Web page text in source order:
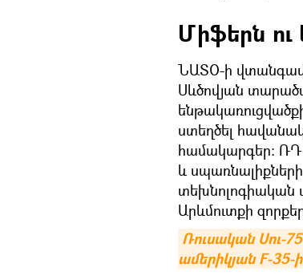
Միֆերն
ՆԱՏՕ-ի
Սևծովյան
ստեղծել
համակարգեր: ՌԴ
և
տեխնոլոգիական
Արևմուտքի
Ռուսական Սու-
ամերիկյան F-35-